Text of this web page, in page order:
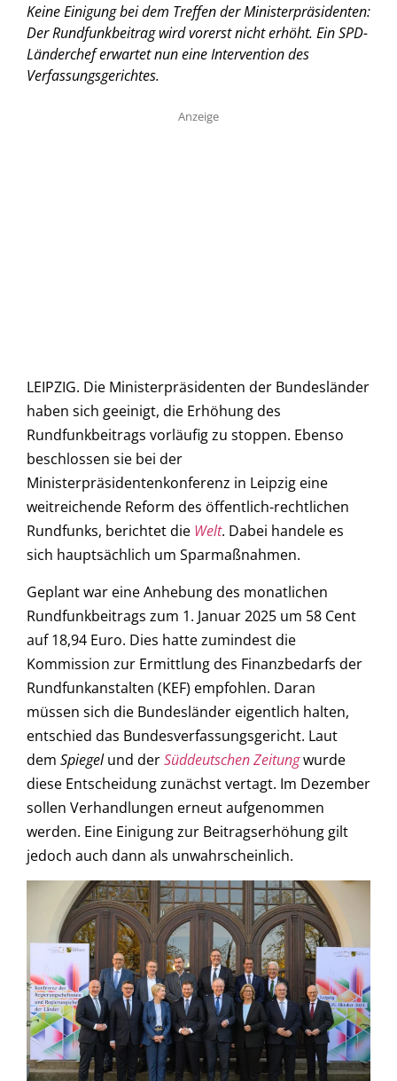
Keine Einigung bei dem Treffen der Ministerpräsidenten:
Der Rundfunkbeitrag wird vorerst nicht erhöht. Ein SPD-
Länderchef erwartet nun eine Intervention des
Verfassungsgerichtes.
Anzeige
LEIPZIG. Die Ministerpräsidenten der Bundesländer
haben sich geeinigt, die Erhöhung des
Rundfunkbeitrags vorläufig zu stoppen. Ebenso
beschlossen sie bei der
Ministerpräsidentenkonferenz in Leipzig eine
weitreichende Reform des öffentlich-rechtlichen
Rundfunks, berichtet die Welt. Dabei handele es
sich hauptsächlich um Sparmaßnahmen.
Geplant war eine Anhebung des monatlichen
Rundfunkbeitrags zum 1. Januar 2025 um 58 Cent
auf 18,94 Euro. Dies hatte zumindest die
Kommission zur Ermittlung des Finanzbedarfs der
Rundfunkanstalten (KEF) empfohlen. Daran
müssen sich die Bundesländer eigentlich halten,
entschied das Bundesverfassungsgericht. Laut
dem Spiegelund derSüddeutschen Zeitungwurde
diese Entscheidung zunächst vertagt. Im Dezember
sollen Verhandlungen erneut aufgenommen
werden. Eine Einigung zur Beitragserhöhung gilt
jedoch auch dann als unwahrscheinlich.